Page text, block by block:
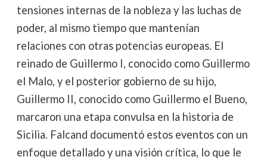
tensiones internas de la nobleza y las luchas de
poder, al mismo tiempo que mantenían
relaciones con otras potencias europeas. El
reinado de Guillermo I, conocido como Guillermo
el Malo, y el posterior gobierno de su hijo,
Guillermo II, conocido como Guillermo el Bueno,
marcaron una etapa convulsa en la historia de
Sicilia. Falcand documentó estos eventos con un
enfoque detallado y una visión crítica, lo que le